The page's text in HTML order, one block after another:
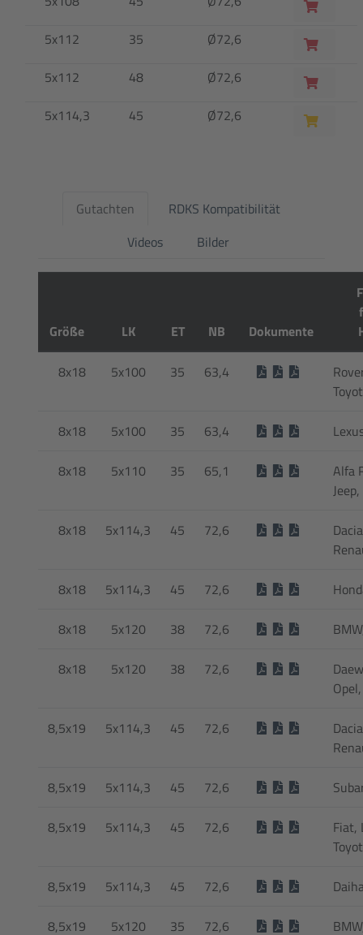
5x112
35
Ø72,6
5x112
48
Ø72,6
5x114,3
45 Ø72,6
Gutachten
RDKS Kompatibilität
Videos
Bilder
Größe LK ET NB Dokumente
8x18 5x100 35 63,4
8x18 5x100 35 63,4
8x18 5x110 35 65,1
Alfa
8x18 5x114,3 45 72,6
8x18 5x114,3 45 72,6
8x18 5x120 38 72,6
8x18 5x120 38 72,6
8,5x19 5x114,3 45 72,6
8,5x19 5x114,3 45 72,6
8,5x19 5x114,3 45 72,6
Fiat,
8,5x19 5x114,3 45 72,6
8,5x19 5x120 35 72,6